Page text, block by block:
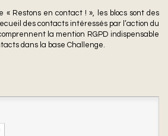
« Restons en contact ! », les blocs sont des
des contacts intéressés par l’action du
la mention RGPD indispensable
dans la base Challenge.